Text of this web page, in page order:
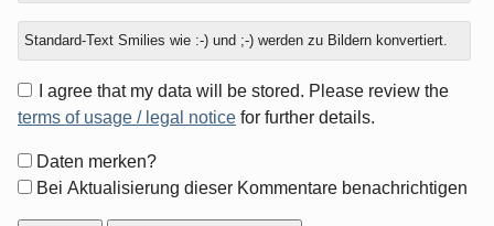
Standard-Text Smilies wie :-) und ;-) werden zu Bildern konvertiert.
I agree that my data will be stored. Please review the
terms of usage / legal notice for further details.
Formular-
Optionen
Daten merken?
Bei Aktualisierung dieser Kommentare benachrichtigen